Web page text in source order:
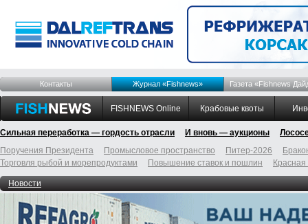
Контакты Журнал «Fishnews» Газета «Fishnews
FISHNEWS Online Крабовые квоты
Сильная переработка — гордость отрасли И вновь — аукционы
Поручения Президента
Промысловое пространство Питер-2026
Торговля рыбой и морепродуктами
Повышение ставок и пошлин
Новости